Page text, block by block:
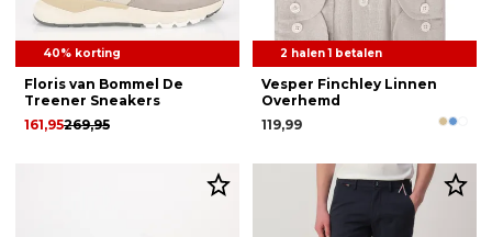
40% korting
Floris van Bommel De
Treener Sneakers
269,95
161,95
2 halen 1 betalen
Vesper Finchley Linnen
Overhemd
119,99